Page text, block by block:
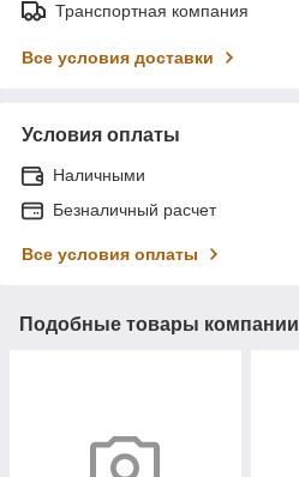
Транспортная компания
Все условия доставки
Условия оплаты
Наличными
Безналичный расчет
Все условия оплаты
Подобные товары компании